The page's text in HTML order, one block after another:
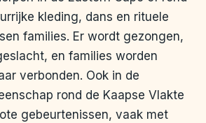
kleding, dans en rituele
families. Er wordt gezongen,
en families worden
verbonden. Ook in de
rond de Kaapse Vlakte
gebeurtenissen, vaak met